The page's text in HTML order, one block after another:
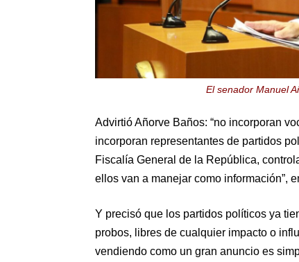
El senador Manuel
Advirtió Añorve Baños: “no incorporan
incorporan representantes de partidos
Fiscalía General de la República,
ellos van a manejar como información”,
Y precisó que los partidos políticos ya
probos, libres de cualquier impacto o
vendiendo como un gran anuncio es